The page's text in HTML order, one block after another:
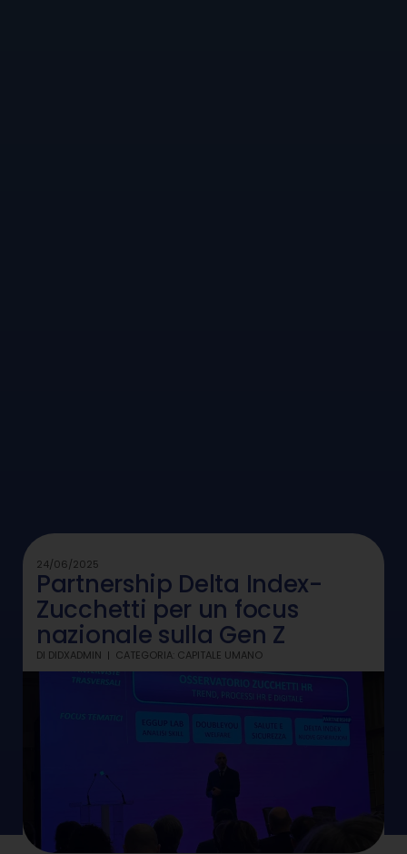
24/06/2025
Partnership Delta Index-
Zucchetti per un focus
nazionale sulla Gen Z
DI DIDXADMIN CATEGORIA: CAPITALE UMANO